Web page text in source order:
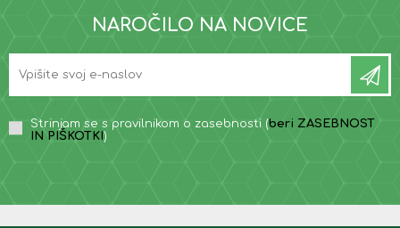
NAROČILO NA NOVICE
Strinjam se s pravilnikom o zasebnosti (beri ZASEBNOST
IN PIŠKOTKI )